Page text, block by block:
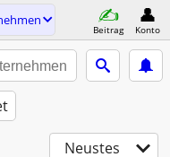
Beitrag Konto
Neustes